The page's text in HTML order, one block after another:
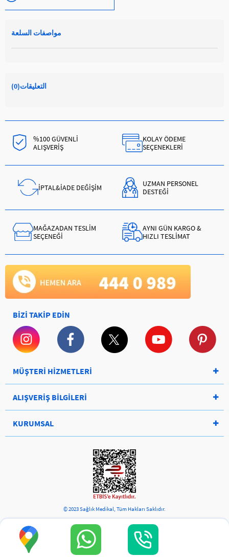
مواصفات السلعة
التعليقات(0)
%100 GÜVENLİ
ALIŞVERİŞ
KOLAY ÖDEME
SEÇENEKLERİ
İPTAL&İADE DEĞİŞİM
UZMAN PERSONEL
DESTEĞİ
MAĞAZADAN TESLİM
SEÇENEĞİ
AYNI GÜN KARGO &
HIZLI TESLİMAT
BİZİ TAKİP EDİN
MÜŞTERİ HİZMETLERİ
ALIŞVERİŞ BİLGİLERİ
KURUMSAL
© 2023 Sağlık Medikal, Tüm Hakları Saklıdır.